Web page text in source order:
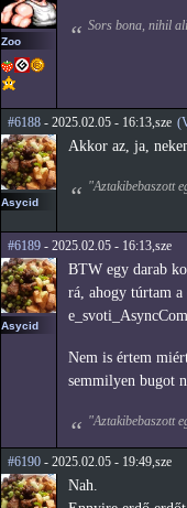
Zoo
Sors bona, nihil
#6188 - 2025.02.05 - 16:13,sze
Asycid
Akkor az, ja,
"Aztakibebaszott
#6189 - 2025.02.05 - 16:13,sze
Asycid
BTW egy darab
rá, ahogy túrtam
Nem is értem
semmilyen bugot
"Aztakibebaszott
#6190 - 2025.02.05 - 19:49,sze
Nah.